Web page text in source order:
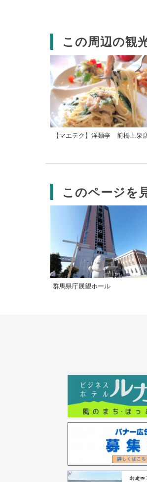
この周辺の観
【マエテク】洋麺亭 前橋上泉
このページを
群馬県庁展望ホール